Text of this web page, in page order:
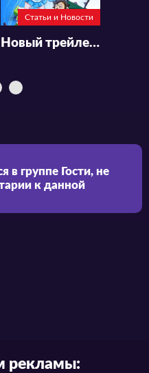
Статьи и Новости
Новый трейлер аниме «Lv1 Maou to One Room Yuusha»
в группе Гости, не
к данной
рекламы: